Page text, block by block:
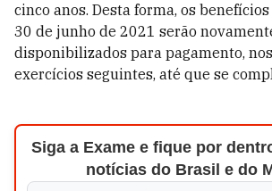
cinco anos. Desta forma, os
30 de junho de 2021 serão
disponibilizados para pagamento,
exercícios seguintes, até que se
Siga a Exame e fique por
notícias do Brasil e do